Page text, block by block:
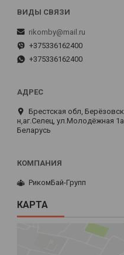
rikomby@mail.ru
+375336162400
+375336162400
Брестская обл,
н,аг.Селец, ул.Молодёжная
Беларусь
РикомБай-Групп
КАРТА